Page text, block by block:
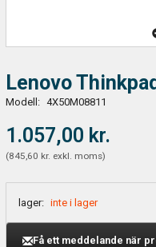
Lenovo
Modell: 4X50M08811
1.057,00 kr.
(845,60 kr. exkl. moms)
lager: inte i lager
Få ett meddelande när